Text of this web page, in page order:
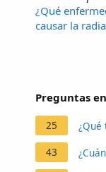
¿Qué
causar la
Preguntas
25 ¿Qué
43